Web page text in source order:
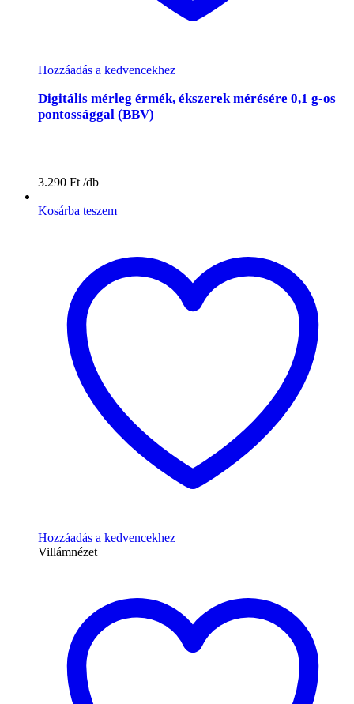
Hozzáadás a kedvencekhez
Digitális mérleg érmék, ékszerek mérésére 0,1 g-os
pontossággal (BBV)
3.290 Ft
Kosárba teszem
Hozzáadás a kedvencekhez
Villámnézet